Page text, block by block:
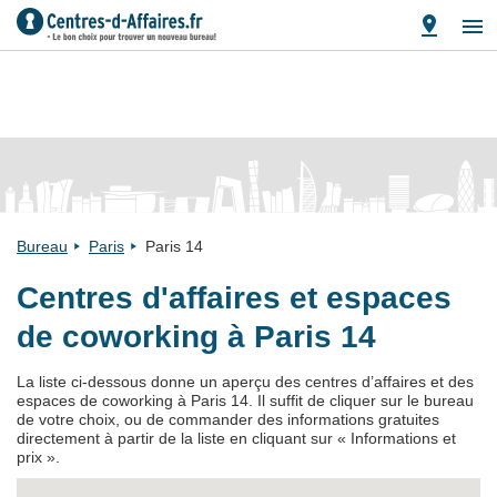
Bureau Paris Paris 14
Centres d'affaires et espaces
de coworking à Paris 14
La liste ci-dessous donne un aperçu des centres d’affaires et des
espaces de coworking à Paris 14. Il suffit de cliquer sur le bureau
de votre choix, ou de commander des informations gratuites
directement à partir de la liste en cliquant sur « Informations et
prix ».